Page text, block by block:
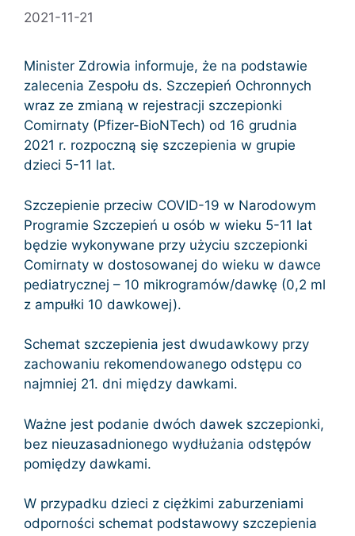
2021-11-21
Minister Zdrowia informuje, że na podstawie
zalecenia Zespołu ds. Szczepień Ochronnych
wraz ze zmianą w rejestracji szczepionki
Comirnaty (Pfizer-BioNTech) od 16 grudnia
2021 r. rozpoczną się szczepienia w grupie
dzieci 5-11 lat.
Szczepienie przeciw COVID-19 w Narodowym
Programie Szczepień u osób w wieku 5-11 lat
będzie wykonywane przy użyciu szczepionki
Comirnaty w dostosowanej do wieku w dawce
pediatrycznej – 10 mikrogramów/dawkę (0,2 ml
z ampułki 10 dawkowej).
Schemat szczepienia jest dwudawkowy przy
zachowaniu rekomendowanego odstępu co
najmniej 21. dni między dawkami.
Ważne jest podanie dwóch dawek szczepionki,
bez nieuzasadnionego wydłużania odstępów
pomiędzy dawkami.
W przypadku dzieci z ciężkimi zaburzeniami
odporności schemat podstawowy szczepienia